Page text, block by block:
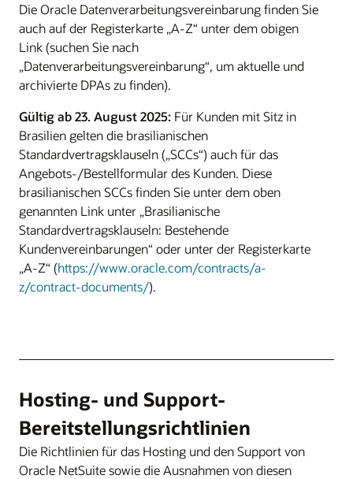
Die Oracle Datenverarbeitungsvereinbarung finden Sie
auch auf der Registerkarte „A-Z“ unter dem obigen
Link (suchen Sie nach
„Datenverarbeitungsvereinbarung“, um aktuelle und
archivierte DPAs zu finden).
Gültig ab 23. August 2025: Für Kunden mit Sitz in
Brasilien gelten die brasilianischen
Standardvertragsklauseln („SCCs“) auch für das
Angebots-/Bestellformular des Kunden. Diese
brasilianischen SCCs finden Sie unter dem oben
genannten Link unter „Brasilianische
Standardvertragsklauseln: Bestehende
Kundenvereinbarungen“ oder unter der Registerkarte
„A-Z“ (https://www.oracle.com/contracts/a-
z/contract-documents/).
Hosting- und Support-
Bereitstellungsrichtlinien
Die Richtlinien für das Hosting und den Support von
Oracle NetSuite sowie die Ausnahmen von diesen